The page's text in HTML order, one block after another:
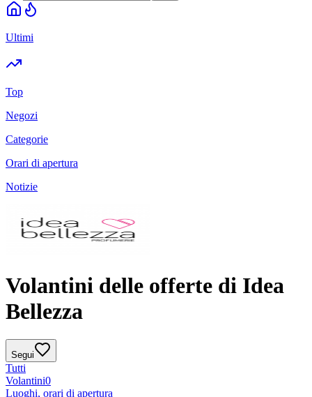
Ultimi
Top
Negozi
Categorie
Orari di apertura
Notizie
Volantini delle offerte di Idea
Bellezza
Segui
Tutti
Volantini0
Luoghi, orari di apertura